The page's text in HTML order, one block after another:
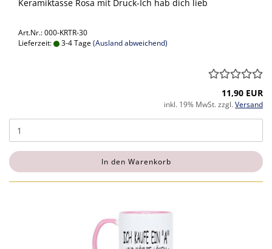
Keramiktasse Rosa mit Druck-Ich hab dich lieb
Art.Nr.: 000-KRTR-30
Lieferzeit:
3-4 Tage(Ausland abweichend)
11,90 EUR
inkl. 19% MwSt. zzgl.Versand
In den Warenkorb